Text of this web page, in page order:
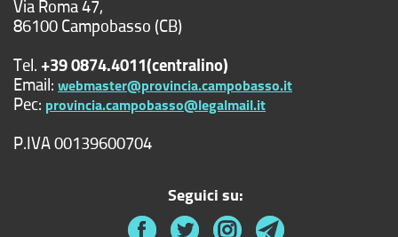
Via Roma 47,
86100 Campobasso (CB)
Tel.+39 0874.4011(centralino)
Email:webmaster@provincia.campobasso.it
Pec: provincia.campobasso@legalmail.it
P.IVA 00139600704
Seguici su: